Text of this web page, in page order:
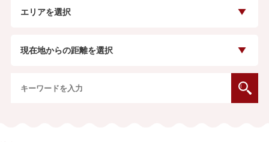
エリアを選択
現在地からの距離を選択